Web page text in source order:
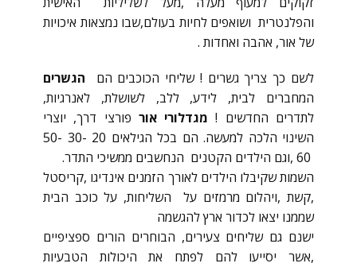
והפלנטרית ושואפים לחיות בעולם,שבו נמצאות איכויות
של אור, אהבה ואחדות .
לשם כך צריך גשרים ! שליחי הכוכבים הם הגשרים
המחברים לבית, לידע, ללב, לשושלת, לאנרגיות,
לתדרים החדשים ! מגדלורי אור פורצי דרך, יוצרי
השינוי הלכה למעשה. הם בכל הגילאים 20 -30 -50
השמות שקיבלו הילדים לאורך הזמנים אינדיגו ,קריסטל
,קשת ,ויהלום מרמזים על השליחות, על כוכב הבית
שממנו יצאו לכדור ארץ להגשמה
ישנם גם שליחים צעירים, הבוחרים הורים ספציפיים
,אשר יסייעו להם לפתח את היכולות הטבעיות